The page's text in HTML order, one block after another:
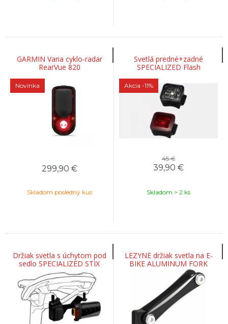
GARMIN Varia cyklo-radar
RearVue 820
Novinka
299,90 €
Skladom posledný kus
Svetlá predné+zadné
SPECIALIZED Flash
Akcia -11%
45 €
39,90 €
Skladom > 2 ks
Držiak svetla s úchytom pod
sedlo SPECIALIZED STIX
Saddle Mount
LEZYNE držiak svetla na E-
BIKE ALUMINUM FORK